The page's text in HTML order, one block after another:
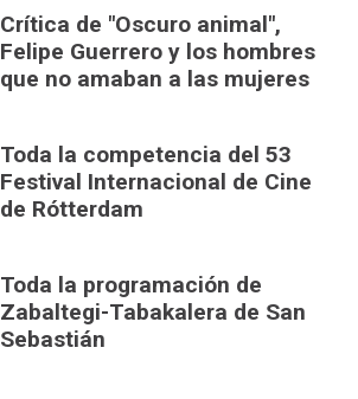
Crítica de "Oscuro animal",
Felipe Guerrero y los hombres
que no amaban a las mujeres
Toda la competencia del 53
Festival Internacional de Cine
de Rótterdam
Toda la programación de
Zabaltegi-Tabakalera de San
Sebastián